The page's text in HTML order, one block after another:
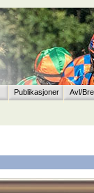
Publikasjoner Avl/